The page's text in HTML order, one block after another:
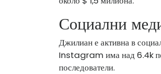
Социални
Джилиан е активна в
Instagram има над 6.4k
последователи.